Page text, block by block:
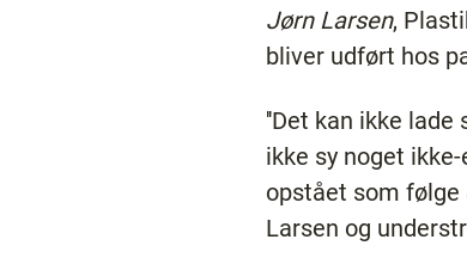
Jørn Larsen,
bliver udført hos
''Det kan ikke
ikke sy noget
opstået som følge
Larsen og